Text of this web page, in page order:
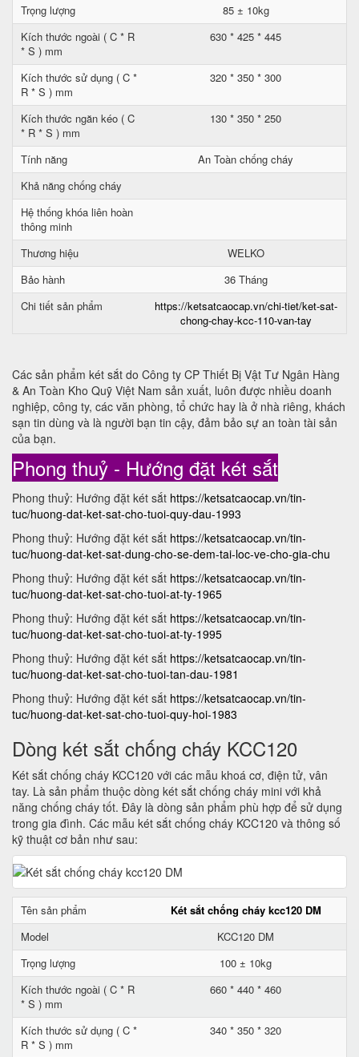
Trọng lượng
85 ± 10kg
Kích thước ngoài ( C * R
* S ) mm
630 * 425 * 445
Kích thước sử dụng ( C *
R * S ) mm
320 * 350 * 300
Kích thước ngăn kéo ( C
* R * S ) mm
130 * 350 * 250
Tính năng
An Toàn chống cháy
Khả năng chống cháy
Hệ thống khóa liên hoàn
thông minh
Thương hiệu
WELKO
Bảo hành
36 Tháng
Chi tiết sản phẩm
https://ketsatcaocap.vn/chi-tiet/ket-sat-
chong-chay-kcc-110-van-tay
Các sản phẩm két sắt do Công ty CP Thiết Bị Vật Tư Ngân Hàng
& An Toàn Kho Quỹ Việt Nam sản xuất, luôn được nhiều doanh
nghiệp, công ty, các văn phòng, tổ chức hay là ở nhà riêng, khách
sạn tin dùng và là người bạn tin cậy, đảm bảo sự an toàn tài sản
của bạn.
Phong thuỷ - Hướng đặt két sắt
Phong thuỷ: Hướng đặt két sắt https://ketsatcaocap.vn/tin-
tuc/huong-dat-ket-sat-cho-tuoi-quy-dau-1993
Phong thuỷ: Hướng đặt két sắt https://ketsatcaocap.vn/tin-
tuc/huong-dat-ket-sat-dung-cho-se-dem-tai-loc-ve-cho-gia-chu
Phong thuỷ: Hướng đặt két sắt https://ketsatcaocap.vn/tin-
tuc/huong-dat-ket-sat-cho-tuoi-at-ty-1965
Phong thuỷ: Hướng đặt két sắt https://ketsatcaocap.vn/tin-
tuc/huong-dat-ket-sat-cho-tuoi-at-ty-1995
Phong thuỷ: Hướng đặt két sắt https://ketsatcaocap.vn/tin-
tuc/huong-dat-ket-sat-cho-tuoi-tan-dau-1981
Phong thuỷ: Hướng đặt két sắt https://ketsatcaocap.vn/tin-
tuc/huong-dat-ket-sat-cho-tuoi-quy-hoi-1983
Dòng két sắt chống cháy KCC120
Két sắt chống cháy KCC120 với các mẫu khoá cơ, điện tử, vân
tay. Là sản phẩm thuộc dòng két sắt chống cháy mini với khả
năng chống cháy tốt. Đây là dòng sản phẩm phù hợp để sử dụng
trong gia đình. Các mẫu két sắt chống cháy KCC120 và thông số
kỹ thuật cơ bản như sau:
Tên sản phẩm
Két sắt chống cháy kcc120 DM
Model
KCC120 DM
Trọng lượng
100 ± 10kg
Kích thước ngoài ( C * R
* S ) mm
660 * 440 * 460
Kích thước sử dụng ( C *
R * S ) mm
340 * 350 * 320